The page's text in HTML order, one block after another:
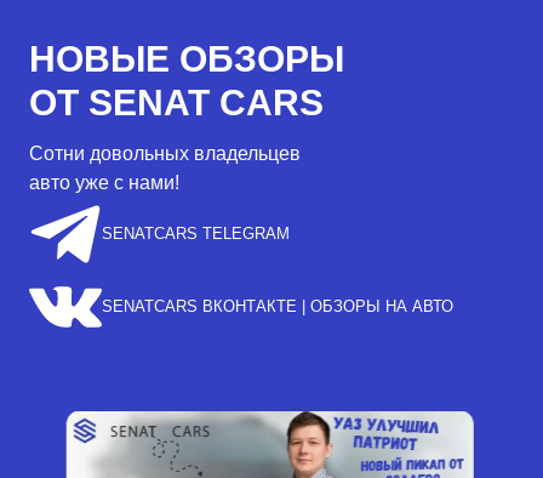
НОВЫЕ ОБЗОРЫ
ОТ SENAT CARS
Сотни довольных владельцев
авто уже с нами!
SENATCARS TELEGRAM
SENATCARS ВКОНТАКТЕ | ОБЗОРЫ НА АВТО